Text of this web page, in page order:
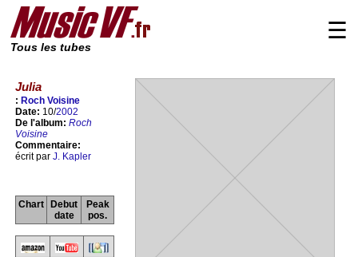
Tous les tubes
☰
Julia
: Roch Voisine
Date: 10/2002
De l'album: Roch
Voisine
Commentaire:
écrit par J. Kapler
Chart
Debut
date
Peak
pos.